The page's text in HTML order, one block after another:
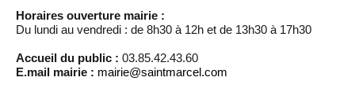
Horaires ouverture mairie :
Du lundi au vendredi : de 8h30 à 12h et de 13h30 à 17h30
Accueil du public : 03.85.42.43.60
E.mail mairie : mairie@saintmarcel.com